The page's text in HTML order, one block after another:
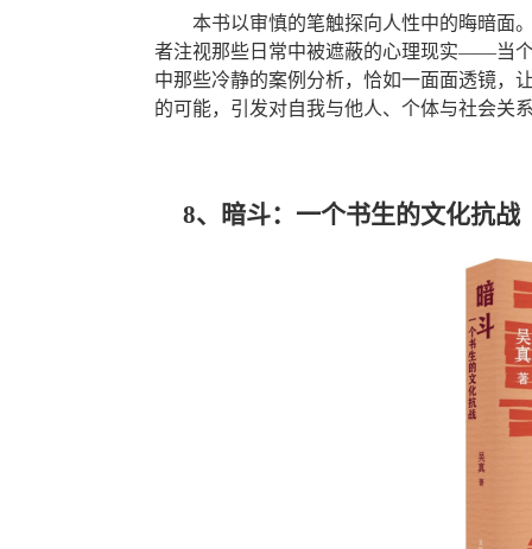
本书以审慎的笔触探向人性中的晦暗面
者注视那些日常中被遮蔽的心理现实——当个
中那些冷静的案例分析，恰如一面面透镜，
的可能， 引发对自我与他人、个体与社会关
8、暗斗：一个书生的文化抗战